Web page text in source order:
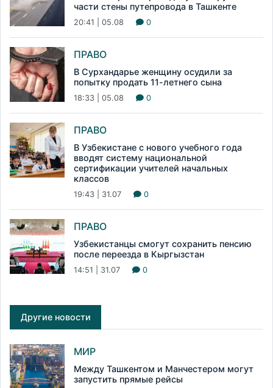
части стены путепровода в Ташкенте
20:41 | 05.08 0
ПРАВО
В Сурхандарье женщину осудили за
попытку продать 11-летнего сына
18:33 | 05.08 0
ПРАВО
В Узбекистане с нового учебного года
вводят систему национальной
сертификации учителей начальных
классов
19:43 | 31.07 0
ПРАВО
Узбекистанцы смогут сохранить пенсию
после переезда в Кыргызстан
14:51 | 31.07 0
Другие новости
МИР
Между Ташкентом и Манчестером могут
запустить прямые рейсы